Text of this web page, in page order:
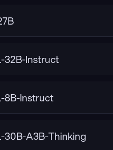
32B-Instruct
8B-Instruct
30B-A3B-Thinking